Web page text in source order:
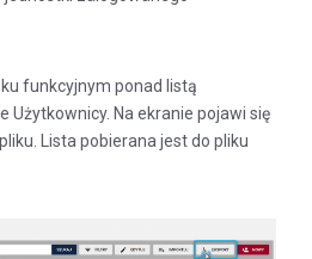
funkcyjnym ponad listą
Użytkownicy. Na ekranie pojawi się
Lista pobierana jest do pliku